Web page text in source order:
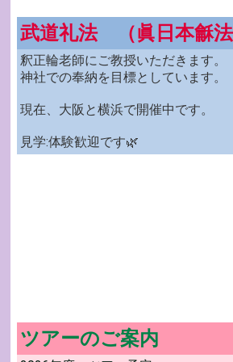
武道礼法 （眞日本龢
釈正輪老師にご教授いただきます。
神社での奉納を目標としています。
現在、大阪と横浜で開催中です。
見学:体験歓迎です🌿
ツアーのご案内